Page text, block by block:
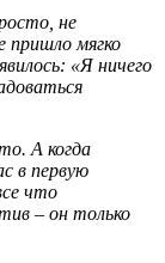
не
пришло мягко
«Я ничего
А когда
в первую
что
– он только